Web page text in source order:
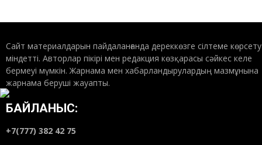
Сайт материалдарын пайдаланғанда дереккөзге сілтеме көрсету
міндетті. Авторлар пікірі мен редакция көзқарасы сәйкес келе
бермеуі мүмкін. Жарнама мен хабарландырулардың мазмұнына
жарнама беруші жауапты.
БАЙЛАНЫС:
+7(777) 382 42 75